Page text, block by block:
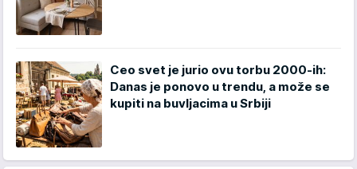
Ceo svet je jurio ovu torbu 2000-ih:
Danas je ponovo u trendu, a može se
kupiti na buvljacima u Srbiji